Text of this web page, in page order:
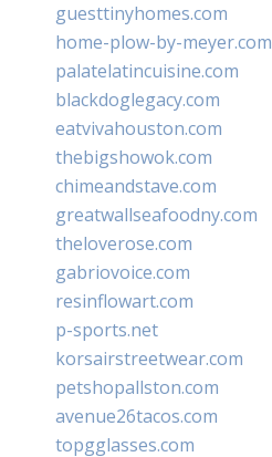
guesttinyhomes.com
home-plow-by-meyer.com
palatelatincuisine.com
blackdoglegacy.com
eatvivahouston.com
thebigshowok.com
chimeandstave.com
greatwallseafoodny.com
theloverose.com
gabriovoice.com
resinflowart.com
p-sports.net
korsairstreetwear.com
petshopallston.com
avenue26tacos.com
topgglasses.com